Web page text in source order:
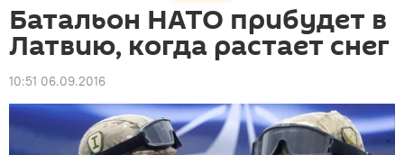
Батальон НАТО прибудет в
Латвию, когда растает снег
10:51 06.09.2016